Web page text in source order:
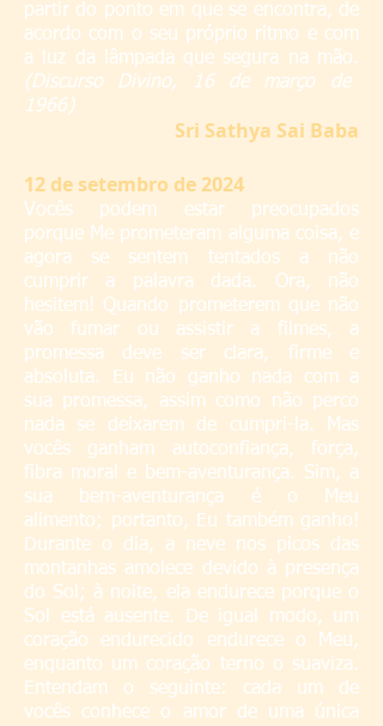
partir do ponto em que se encontra, de
acordo com o seu próprio ritmo e com
a luz da lâmpada que segura na mão.
(Discurso Divino, 16 de março de
1966)
Sri Sathya Sai Baba
12 de setembro de 2024
Vocês podem estar preocupados
porque Me prometeram alguma coisa, e
agora se sentem tentados a não
cumprir a palavra dada. Ora, não
hesitem! Quando prometerem que não
vão fumar ou assistir a filmes, a
promessa deve ser clara, firme e
absoluta. Eu não ganho nada com a
sua promessa, assim como não perco
nada se deixarem de cumpri-la. Mas
vocês ganham autoconfiança, força,
fibra moral e bem-aventurança. Sim, a
sua bem-aventurança é o Meu
alimento; portanto, Eu também ganho!
Durante o dia, a neve nos picos das
montanhas amolece devido à presença
do Sol; à noite, ela endurece porque o
Sol está ausente. De igual modo, um
coração endurecido endurece o Meu,
enquanto um coração terno o suaviza.
Entendam o seguinte: cada um de
vocês conhece o amor de uma única